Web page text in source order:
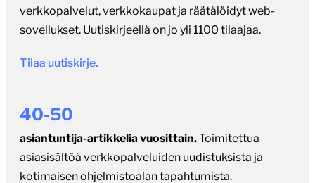
verkkopalvelut, verkkokaupat ja räätälöidyt web-
sovellukset. Uutiskirjeellä on jo yli 1100 tilaajaa.
Tilaa uutiskirje.
40-50
asiantuntija-artikkelia vuosittain.Toimitettua
asiasisältöä verkkopalveluiden uudistuksista ja
kotimaisen ohjelmistoalan tapahtumista.